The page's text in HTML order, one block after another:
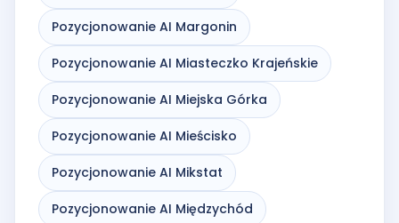
Pozycjonowanie AI Margonin
Pozycjonowanie AI Miasteczko Krajeńskie
Pozycjonowanie AI Miejska Górka
Pozycjonowanie AI Mieścisko
Pozycjonowanie AI Mikstat
Pozycjonowanie AI Międzychód